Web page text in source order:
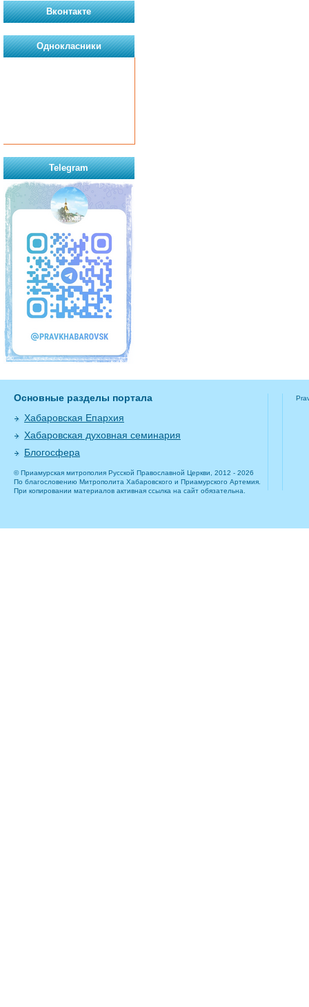
Вконтакте
Однокласники
Telegram
Основные разделы портала
Хабаровская Епархия
Хабаровская духовная семинария
Блогосфера
© Приамурская митрополия Русской Православной Церкви, 2012 - 2026
По благословению Митрополита Хабаровского и Приамурского Артемия.
При копировании материалов активная ссылка на сайт обязательна.